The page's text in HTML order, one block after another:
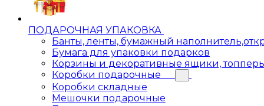
ПОДАРОЧНАЯ УПАКОВКА
Банты, ленты, бумажный
Бумага для упаковки подарков
Корзины и декоративные ящики,
Коробки подарочные
Коробки складные
Мешочки подарочные